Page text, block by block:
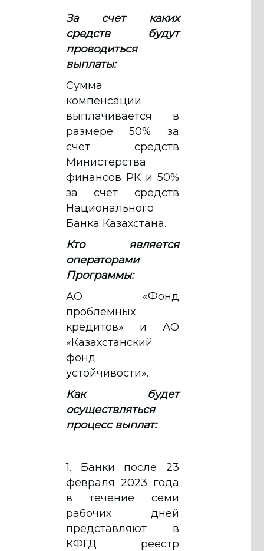
За счет каких
средств будут
проводиться
выплаты:
Сумма
компенсации
выплачивается в
размере 50% за
счет средств
Министерства
финансов РК и 50%
за счет средств
Национального
Банка Казахстана.
Кто является
операторами
Программы:
АО «Фонд
проблемных
кредитов» и АО
«Казахстанский
фонд
устойчивости».
Как будет
осуществляться
процесс выплат:
1. Банки после 23
февраля 2023 года
в течение семи
рабочих дней
представляют в
КФГД реестр